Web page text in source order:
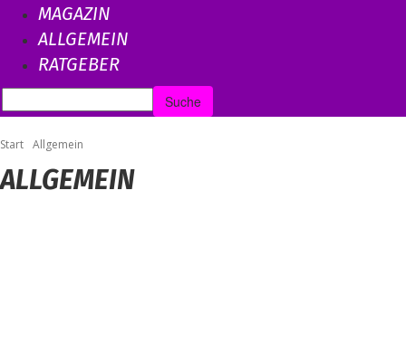
MAGAZIN
ALLGEMEIN
RATGEBER
Start Allgemein
ALLGEMEIN